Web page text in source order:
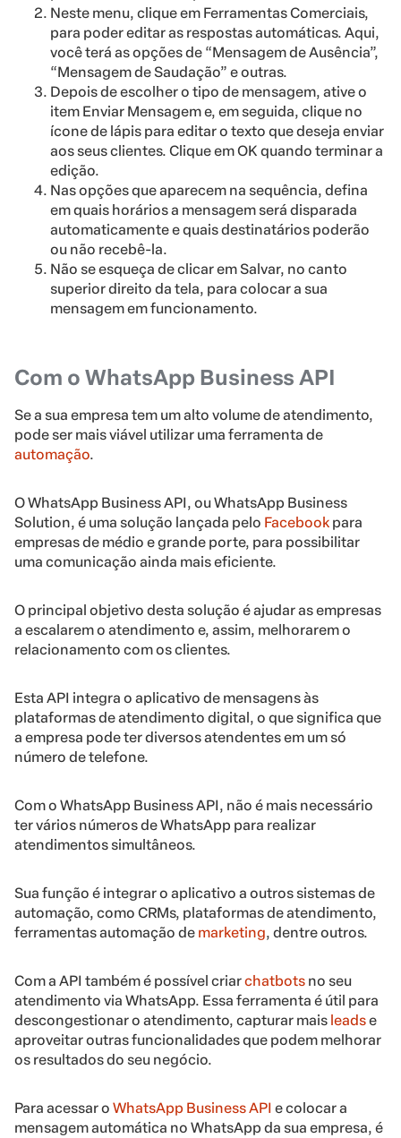
Neste menu, clique em Ferramentas Comerciais,
para poder editar as respostas automáticas. Aqui,
você terá as opções de “Mensagem de Ausência”,
“Mensagem de Saudação” e outras.
Depois de escolher o tipo de mensagem, ative o
item Enviar Mensagem e, em seguida, clique no
ícone de lápis para editar o texto que deseja enviar
aos seus clientes. Clique em OK quando terminar a
edição.
Nas opções que aparecem na sequência, defina
em quais horários a mensagem será disparada
automaticamente e quais destinatários poderão
ou não recebê-la.
Não se esqueça de clicar em Salvar, no canto
superior direito da tela, para colocar a sua
mensagem em funcionamento.
Com o WhatsApp Business API
Se a sua empresa tem um alto volume de atendimento,
pode ser mais viável utilizar uma ferramenta de
automação.
O WhatsApp Business API, ou WhatsApp Business
Solution, é uma solução lançada pelo Facebook para
empresas de médio e grande porte, para possibilitar
uma comunicação ainda mais eficiente.
O principal objetivo desta solução é ajudar as empresas
a escalarem o atendimento e, assim, melhorarem o
relacionamento com os clientes.
Esta API integra o aplicativo de mensagens às
plataformas de atendimento digital, o que significa que
a empresa pode ter diversos atendentes em um só
número de telefone.
Com o WhatsApp Business API, não é mais necessário
ter vários números de WhatsApp para realizar
atendimentos simultâneos.
Sua função é integrar o aplicativo a outros sistemas de
automação, como CRMs, plataformas de atendimento,
ferramentas automação de marketing, dentre outros.
Com a API também é possível criarchatbots no seu
atendimento via WhatsApp. Essa ferramenta é útil para
descongestionar o atendimento, capturar mais leadse
aproveitar outras funcionalidades que podem melhorar
os resultados do seu negócio.
Para acessar o WhatsApp Business API e colocar a
mensagem automática no WhatsApp da sua empresa, é